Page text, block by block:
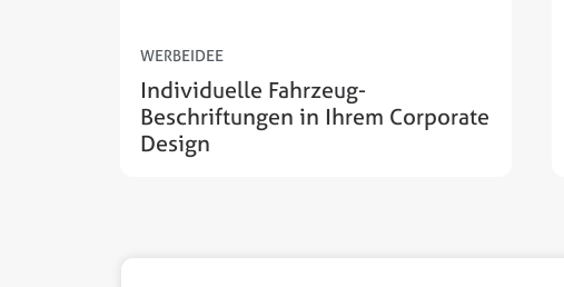
WERBEIDEE
Individuelle Fahrzeug-
Beschriftungen in Ihrem Corporate
Design